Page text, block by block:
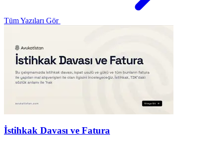
Tüm Yazıları Gör
İstihkak Davası ve Fatura